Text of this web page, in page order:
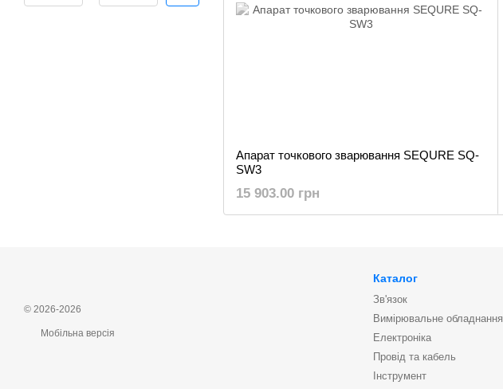
Апарат точкового зварювання SEQURE SQ-
SW3
15 903.00 грн
© 2026-2026
Мобільна версія
Каталог
Зв'язок
Вимірювальне обладнання
Електроніка
Провід та кабель
Інструмент